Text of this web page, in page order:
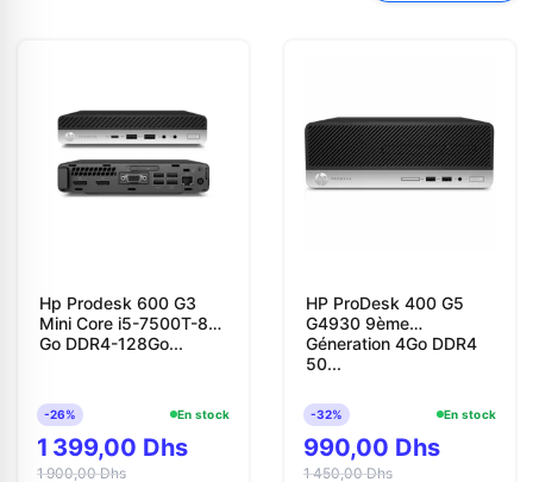
Appelez-nous au
06 37 08 07 06
Hp Prodesk 600 G3
Mini Core i5-7500T-8
Go DDR4-128Go...
-26% En stock
1 399,00 Dhs
1 900,00 Dhs
HP ProDesk 400 G5
G4930 9ème
Géneration 4Go DDR4
50...
-32% En stock
990,00 Dhs
1 450,00 Dhs